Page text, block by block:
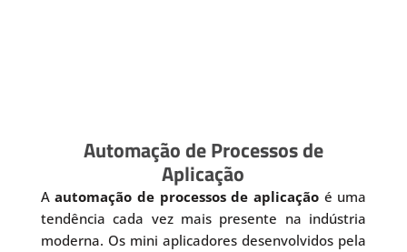
Automação de Processos de
Aplicação
Aautomação de processos de aplicaçãoé uma
tendência cada vez mais presente na indústria
moderna. Os mini aplicadores desenvolvidos pela